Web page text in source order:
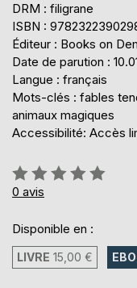
DRM : filigrane
ISBN :
Éditeur : Books on
Date de parution :
Langue : français
Mots-clés : fables
animaux magiques
Accessibilité: Accès
Évaluation:
0%
0 avis
Disponible en :
LIVRE 15,00 €